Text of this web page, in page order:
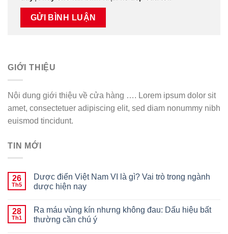
GIỚI THIỆU
Nội dung giới thiệu về cửa hàng …. Lorem ipsum dolor sit
amet, consectetuer adipiscing elit, sed diam nonummy nibh
euismod tincidunt.
TIN MỚI
26
Th5
Dược điển Việt Nam VI là gì? Vai trò trong ngành
dược hiện nay
28
Th1
Ra máu vùng kín nhưng không đau: Dấu hiệu bất
thường cần chú ý